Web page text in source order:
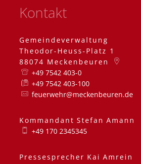
Kontakt
Gemeindeverwaltung
Theodor-Heuss-Platz 1
88074 Meckenbeuren
+49 7542 403-0
+49 7542 403-100
feuerwehr@meckenbeuren.de
Kommandant Stefan Amann
+49 170 2345345
Pressesprecher Kai Amrein